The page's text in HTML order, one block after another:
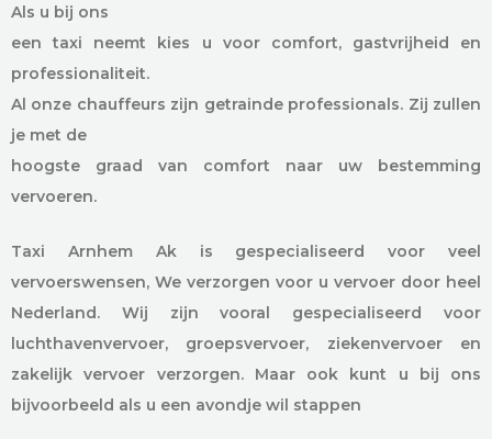
Als u bij ons
een taxi neemt kies u voor comfort, gastvrijheid en
professionaliteit.
Al onze chauffeurs zijn getrainde professionals. Zij zullen
je met de
hoogste graad van comfort naar uw bestemming
vervoeren.
Taxi Arnhem Ak is gespecialiseerd voor veel
vervoerswensen, We verzorgen voor u vervoer door heel
Nederland. Wij zijn vooral gespecialiseerd voor
luchthavenvervoer, groepsvervoer, ziekenvervoer en
zakelijk vervoer verzorgen. Maar ook kunt u bij ons
bijvoorbeeld als u een avondje wil stappen